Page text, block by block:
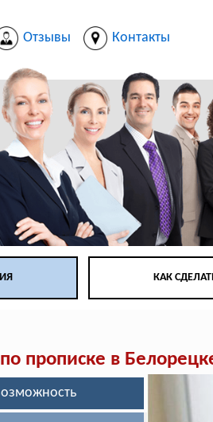
Отзывы Контакты
КАК
прописке в